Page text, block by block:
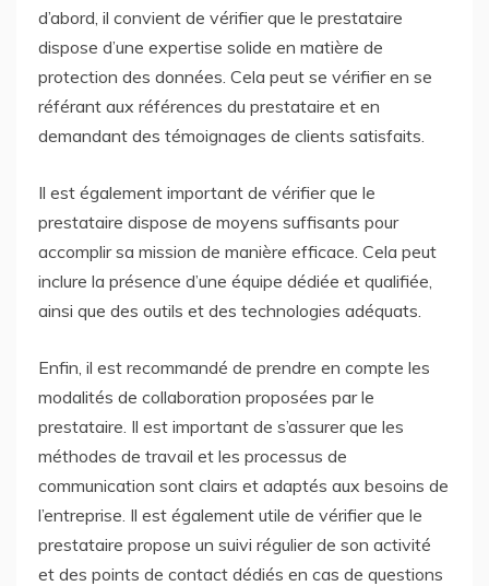
d’abord, il convient de vérifier que le prestataire
dispose d’une expertise solide en matière de
protection des données. Cela peut se vérifier en se
référant aux références du prestataire et en
demandant des témoignages de clients satisfaits.
Il est également important de vérifier que le
prestataire dispose de moyens suffisants pour
accomplir sa mission de manière efficace. Cela peut
inclure la présence d’une équipe dédiée et qualifiée,
ainsi que des outils et des technologies adéquats.
Enfin, il est recommandé de prendre en compte les
modalités de collaboration proposées par le
prestataire. Il est important de s’assurer que les
méthodes de travail et les processus de
communication sont clairs et adaptés aux besoins de
l’entreprise. Il est également utile de vérifier que le
prestataire propose un suivi régulier de son activité
et des points de contact dédiés en cas de questions